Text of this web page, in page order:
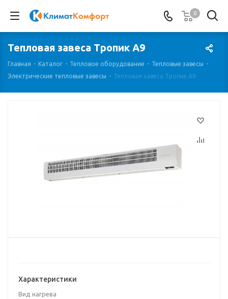
0
Тепловая завеса Тропик А9
Главная - Каталог - Тепловое оборудование - Тепловые завесы -
Электрические тепловые завесы - Тепловая завеса Тропик А9
Характеристики
Вид нагрева